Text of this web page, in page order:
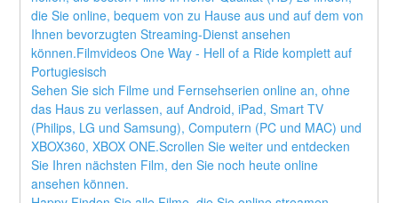
die Sie online, bequem von zu Hause aus und auf dem von
Ihnen bevorzugten Streaming-Dienst ansehen
können.Filmvideos One Way - Hell of a Ride komplett auf
Portugiesisch
Sehen Sie sich Filme und Fernsehserien online an, ohne
das Haus zu verlassen, auf Android, iPad, Smart TV
(Philips, LG und Samsung), Computern (PC und MAC) und
XBOX360, XBOX ONE.Scrollen Sie weiter und entdecken
Sie Ihren nächsten Film, den Sie noch heute online
ansehen können.